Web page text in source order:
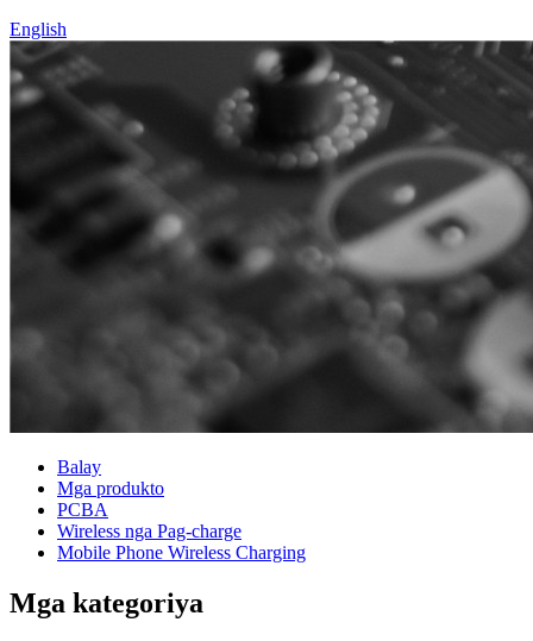
English
Balay
Mga produkto
PCBA
Wireless nga Pag-charge
Mobile Phone Wireless Charging
Mga kategoriya